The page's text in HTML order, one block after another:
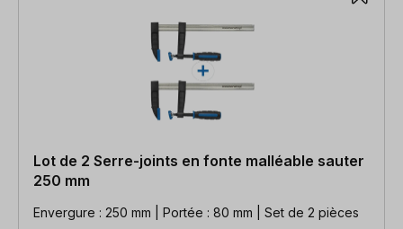
Lot de 2 Serre-joints en fonte malléable sauter
250 mm
Envergure : 250 mm | Portée : 80 mm | Set de 2 pièces